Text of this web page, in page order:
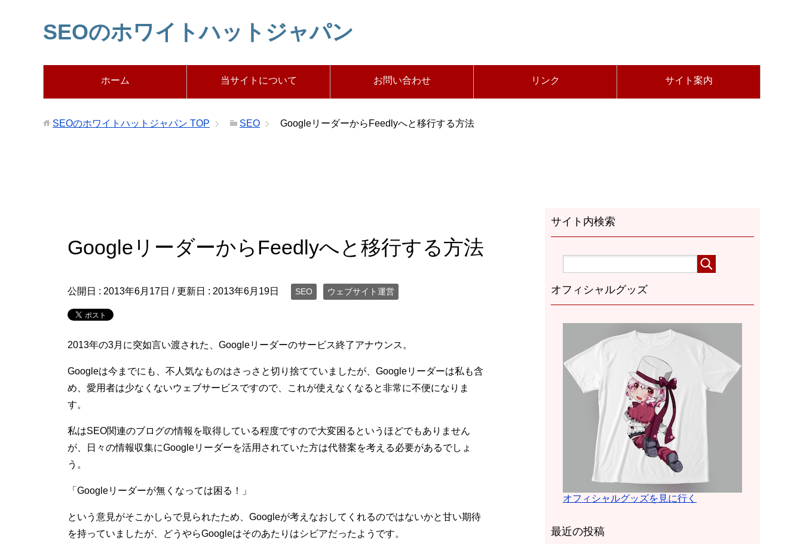
SEOのホワイトハットジャパン
ホーム 当サイトについて お問い合わせ リンク サイト案内
SEOのホワイトハットジャパン TOP SEO GoogleリーダーからFeedlyへと移行する方法
GoogleリーダーからFeedlyへと移行する方法
公開日 : 2013年6月17日 / 更新日 : 2013年6月19日 SEO ウェブサイト運営
2013年の3月に突如言い渡された、Googleリーダーのサービス終了アナウンス。
Googleは今までにも、不人気なものはさっさと切り捨てていましたが、Googleリーダーは私も含
め、愛用者は少なくないウェブサービスですので、これが使えなくなると非常に不便になりま
す。
私はSEO関連のブログの情報を取得している程度ですので大変困るというほどでもありません
が、日々の情報収集にGoogleリーダーを活用されていた方は代替案を考える必要があるでしょ
う。
「Googleリーダーが無くなっては困る！」
という意見がそこかしらで見られたため、Googleが考えなおしてくれるのではないかと甘い期待
を持っていましたが、どうやらGoogleはそのあたりはシビアだったようです。
サイト内検索
オフィシャルグッズ
オフィシャルグッズを見に行く
最近の投稿